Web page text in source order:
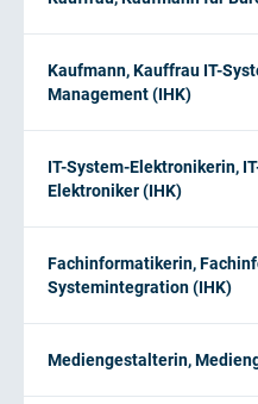
Kaufmann, Kauffrau IT-
Management (IHK)
IT-System-Elektronikerin,
Elektroniker (IHK)
Fachinformatikerin,
Systemintegration (IHK)
Mediengestalterin,